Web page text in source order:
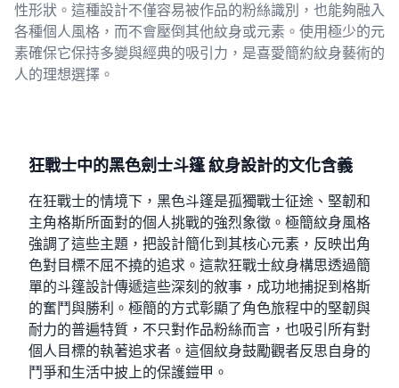
性形狀。這種設計不僅容易被作品的粉絲識別，也能夠融入
各種個人風格，而不會壓倒其他紋身或元素。使用極少的元
素確保它保持多變與經典的吸引力，是喜愛簡約紋身藝術的
人的理想選擇。
狂戰士中的黑色劍士斗篷 紋身設計的文化含義
在狂戰士的情境下，黑色斗篷是孤獨戰士征途、堅韌和
主角格斯所面對的個人挑戰的強烈象徵。極簡紋身風格
強調了這些主題，把設計簡化到其核心元素，反映出角
色對目標不屈不撓的追求。這款狂戰士紋身構思透過簡
單的斗篷設計傳遞這些深刻的敘事，成功地捕捉到格斯
的奮鬥與勝利。極簡的方式彰顯了角色旅程中的堅韌與
耐力的普遍特質，不只對作品粉絲而言，也吸引所有對
個人目標的執著追求者。這個紋身鼓勵觀者反思自身的
鬥爭和生活中披上的保護鎧甲。